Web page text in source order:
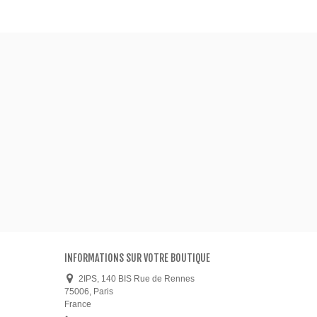
INFORMATIONS SUR VOTRE BOUTIQUE
2IPS, 140 BIS Rue de Rennes
75006, Paris
France